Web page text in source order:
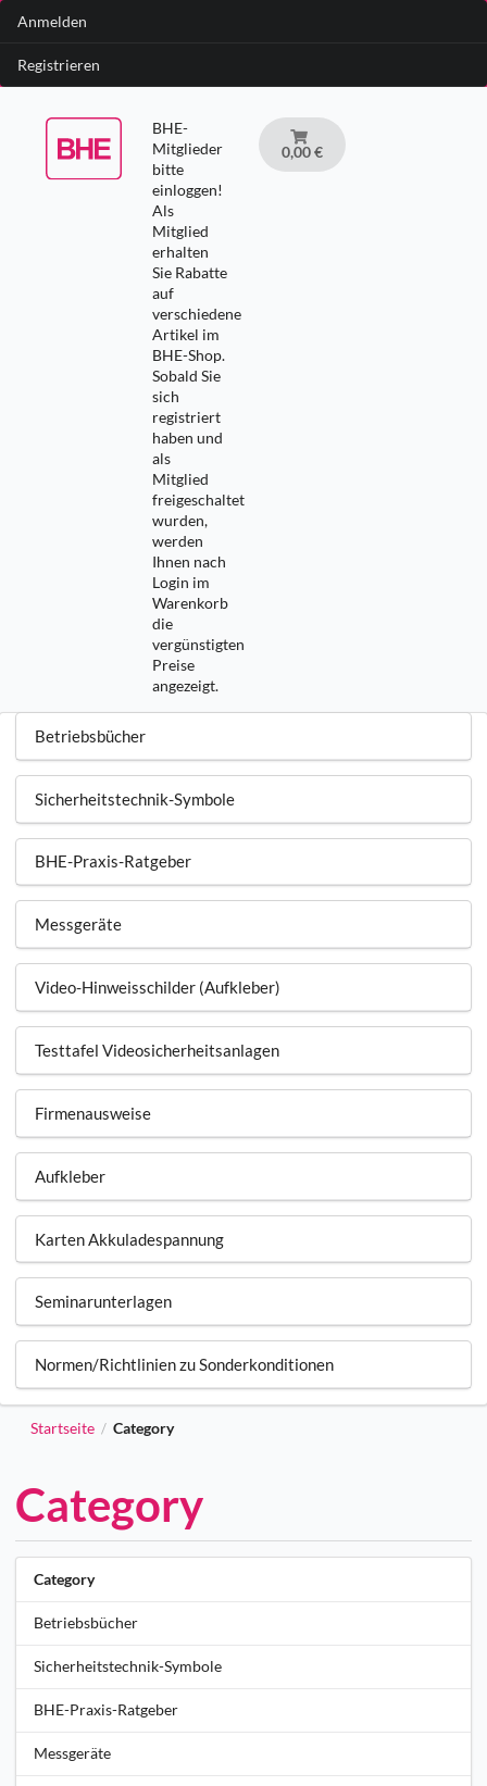
Anmelden
Registrieren
BHE-
Mitglieder
bitte
einloggen!
Als
Mitglied
erhalten
Sie Rabatte
auf
verschiedene
Artikel im
BHE-Shop.
Sobald Sie
sich
registriert
haben und
als
Mitglied
freigeschaltet
wurden,
werden
Ihnen nach
Login im
Warenkorb
die
vergünstigten
Preise
angezeigt.
0,00 €
Betriebsbücher
Sicherheitstechnik-Symbole
BHE-Praxis-Ratgeber
Messgeräte
Video-Hinweisschilder (Aufkleber)
Testtafel Videosicherheitsanlagen
Firmenausweise
Aufkleber
Karten Akkuladespannung
Seminarunterlagen
Normen/Richtlinien zu Sonderkonditionen
Startseite / Category
Category
Category
Betriebsbücher
Sicherheitstechnik-Symbole
BHE-Praxis-Ratgeber
Messgeräte